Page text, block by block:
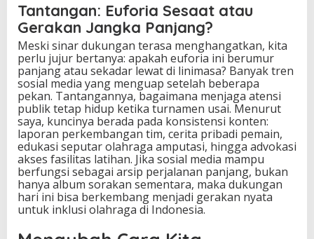
Tantangan: Euforia Sesaat atau
Gerakan Jangka Panjang?
Meski sinar dukungan terasa menghangatkan, kita
perlu jujur bertanya: apakah euforia ini berumur
panjang atau sekadar lewat di linimasa? Banyak tren
sosial media yang menguap setelah beberapa
pekan. Tantangannya, bagaimana menjaga atensi
publik tetap hidup ketika turnamen usai. Menurut
saya, kuncinya berada pada konsistensi konten:
laporan perkembangan tim, cerita pribadi pemain,
edukasi seputar olahraga amputasi, hingga advokasi
akses fasilitas latihan. Jika sosial media mampu
berfungsi sebagai arsip perjalanan panjang, bukan
hanya album sorakan sementara, maka dukungan
hari ini bisa berkembang menjadi gerakan nyata
untuk inklusi olahraga di Indonesia.